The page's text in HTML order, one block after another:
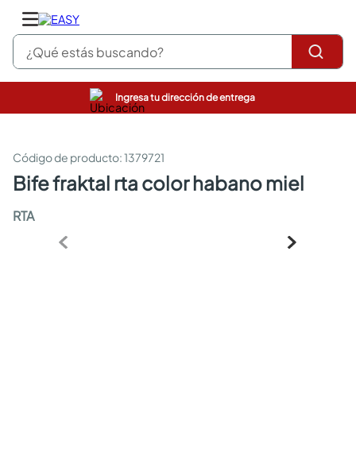
¿Qué estás buscando?
Ingresa tu dirección de entrega
:1379721
bife fraktal rta color habano miel
RTA
pinturas
sanitarios
comedor
pisos
armarios closet